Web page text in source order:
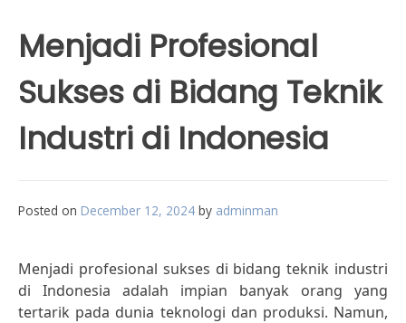
Menjadi Profesional
Sukses di Bidang Teknik
Industri di Indonesia
Posted on December 12, 2024 by adminman
Menjadi profesional sukses di bidang teknik industri
di Indonesia adalah impian banyak orang yang
tertarik pada dunia teknologi dan produksi. Namun,